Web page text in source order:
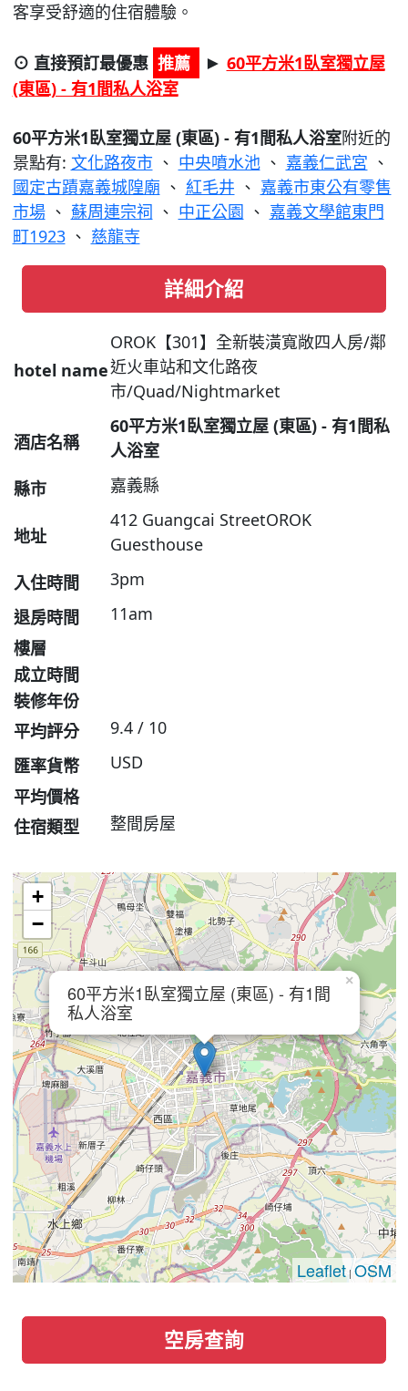
客享受舒適的住宿體驗。
⊙ 直接預訂最優惠 推薦 ► 60平方米1臥室獨立屋
(東區) - 有1間私人浴室
60平方米1臥室獨立屋 (東區) - 有1間私人浴室附近的
景點有: 文化路夜市、 中央噴水池、 嘉義仁武宮 、
國定古蹟嘉義城隍廟 、 紅毛井 、 嘉義市東公有零售
市場、 蘇周連宗祠 、 中正公園 、 嘉義文學館東門
町1923、 慈龍寺
詳細介紹
hotel name
OROK【301】全新裝潢寬敞四人房/鄰
近火車站和文化路夜
市/Quad/Nightmarket
酒店名稱
60平方米1臥室獨立屋 (東區) - 有1間私
人浴室
縣市
嘉義縣
地址
412 Guangcai StreetOROK
Guesthouse
入住時間
3pm
退房時間
11am
樓層
成立時間
裝修年份
平均評分
9.4 / 10
匯率貨幣
USD
平均價格
住宿類型
整間房屋
60平方米1臥室獨立屋 (東區) - 有1間
私人浴室
×
+
−
Leaflet|OSM
空房查詢